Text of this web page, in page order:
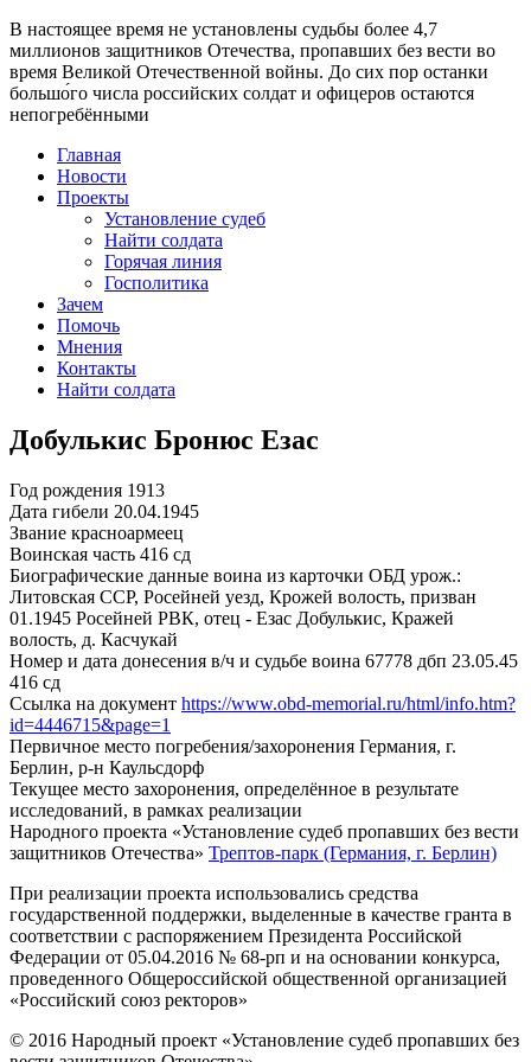
В настоящее время не установлены судьбы более 4,7
миллионов защитников Отечества, пропавших без вести во
время Великой Отечественной войны. До сих пор останки
большо́го числа российских солдат и офицеров остаются
непогребёнными
Главная
Новости
Проекты
Установление судеб
Найти солдата
Горячая линия
Госполитика
Зачем
Помочь
Мнения
Контакты
Найти солдата
Добулькис Бронюс Езас
Год рождения 1913
Дата гибели 20.04.1945
Звание красноармеец
Воинская часть 416 сд
Биографические данные воина из карточки ОБД урож.:
Литовская ССР, Росейней уезд, Крожей волость, призван
01.1945 Росейней РВК, отец - Езас Добулькис, Кражей
волость, д. Касчукай
Номер и дата донесения в/ч и судьбе воина 67778 дбп 23.05.45
416 сд
Ссылка на документ https://www.obd-memorial.ru/html/info.htm?
id=4446715&page=1
Первичное место погребения/захоронения Германия, г.
Берлин, р-н Каульсдорф
Текущее место захоронения, определённое в результате
исследований, в рамках реализации
Народного проекта «Установление судеб пропавших без вести
защитников Отечества» Трептов-парк (Германия, г. Берлин)
При реализации проекта использовались средства
государственной поддержки, выделенные в качестве гранта в
соответствии с распоряжением Президента Российской
Федерации от 05.04.2016 № 68-рп и на основании конкурса,
проведенного Общероссийской общественной организацией
«Российский союз ректоров»
© 2016 Народный проект «Установление судеб пропавших без